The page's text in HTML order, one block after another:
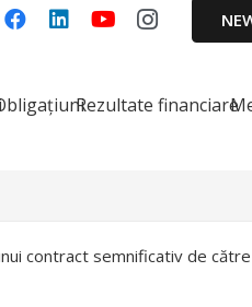
Rezultate financiare
contract semnificativ de